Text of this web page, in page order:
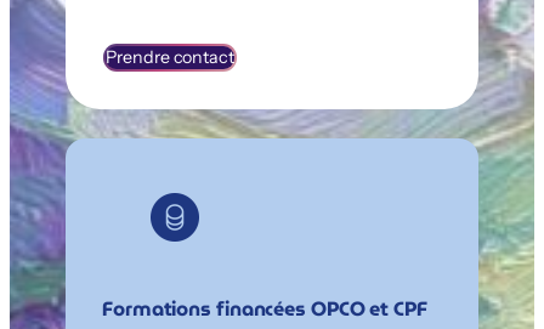
Prendre contact
Formations financées OPCO et CPF